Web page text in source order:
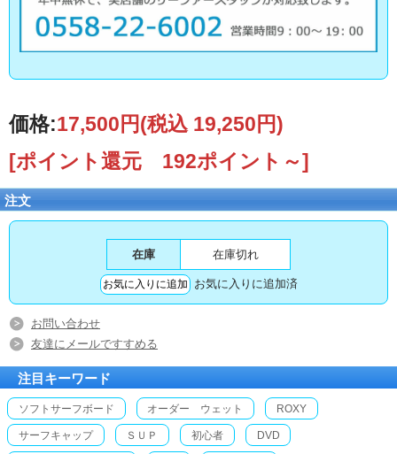
価格:17,500円(税込 19,250円)
[ポイント還元 192ポイント～]
注文
在庫 在庫切れ
お気に入りに追加済
お問い合わせ
友達にメールですすめる
注目キーワード
ソフトサーフボード オーダー ウェット ROXY
サーフキャップ ＳＵＰ 初心者 DVD